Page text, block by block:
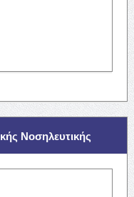
Νοσηλευτικής